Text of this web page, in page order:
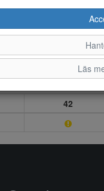
42
Läs